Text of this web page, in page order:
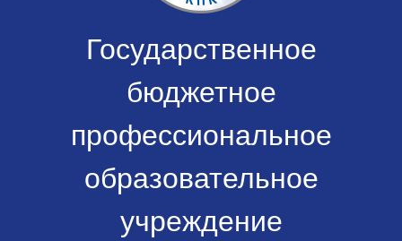
Государственное
бюджетное
профессиональное
образовательное
учреждение